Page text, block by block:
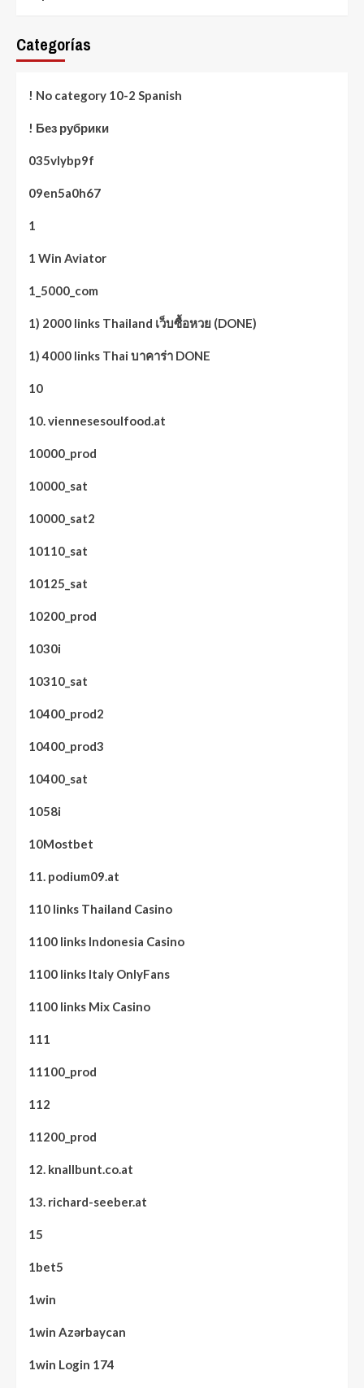
Categorías
! No category 10-2 Spanish
! Без рубрики
035vlybp9f
09en5a0h67
1
1 Win Aviator
1_5000_com
1) 2000 links Thailand เว็บซื้อหวย (DONE)
1) 4000 links Thai บาคาร่า DONE
10
10. viennesesoulfood.at
10000_prod
10000_sat
10000_sat2
10110_sat
10125_sat
10200_prod
1030i
10310_sat
10400_prod2
10400_prod3
10400_sat
1058i
10Mostbet
11. podium09.at
110 links Thailand Casino
1100 links Indonesia Casino
1100 links Italy OnlyFans
1100 links Mix Casino
111
11100_prod
112
11200_prod
12. knallbunt.co.at
13. richard-seeber.at
15
1bet5
1win
1win Azərbaycan
1win Login 174